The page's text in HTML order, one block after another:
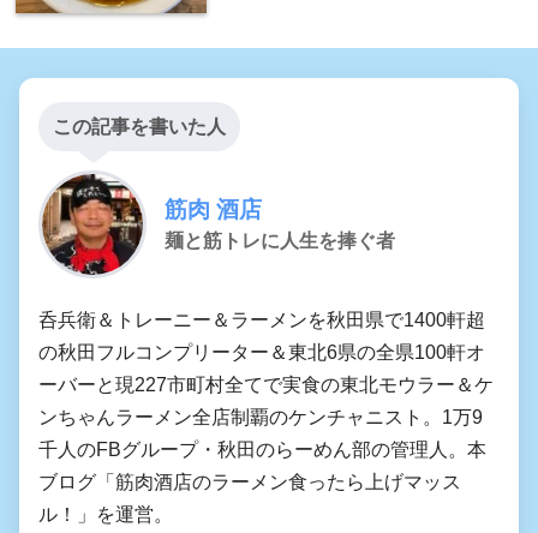
この記事を書いた人
筋肉 酒店
麺と筋トレに人生を捧ぐ者
呑兵衛＆トレーニー＆ラーメンを秋田県で1400軒超
の秋田フルコンプリーター＆東北6県の全県100軒オ
ーバーと現227市町村全てで実食の東北モウラー＆ケ
ンちゃんラーメン全店制覇のケンチャニスト。1万9
千人のFBグループ・秋田のらーめん部の管理人。本
ブログ「筋肉酒店のラーメン食ったら上げマッス
ル！」を運営。